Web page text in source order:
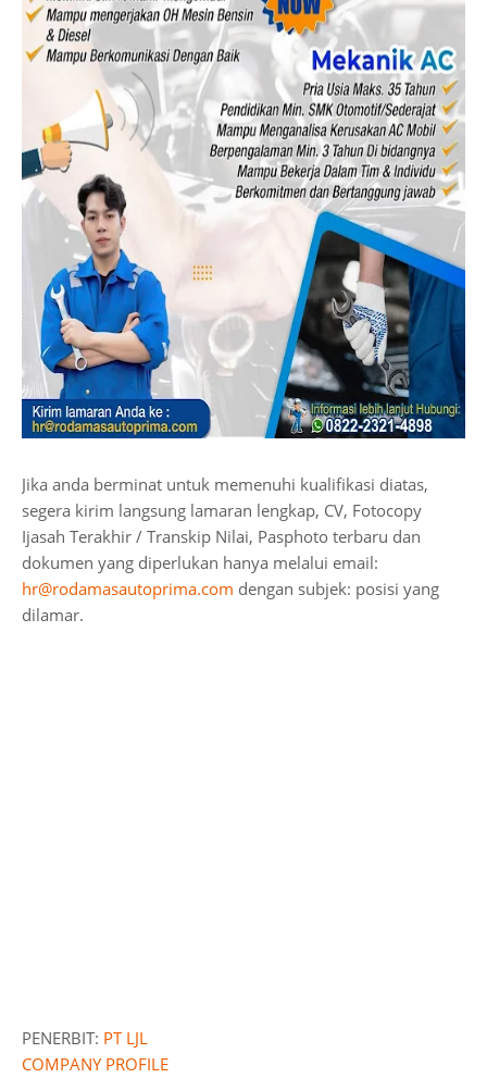
Jika anda berminat untuk memenuhi kualifikasi diatas,
segera kirim langsung lamaran lengkap, CV, Fotocopy
Ijasah Terakhir / Transkip Nilai, Pasphoto terbaru dan
dokumen yang diperlukan hanya melalui email:
hr@rodamasautoprima.com dengan subjek: posisi yang
dilamar.
PENERBIT: PT LJL
COMPANY PROFILE